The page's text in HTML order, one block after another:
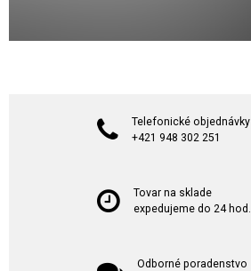
Telefonické objednávky
+421 948 302 251
Tovar na sklade
expedujeme do 24 hod.
Odborné poradenstvo